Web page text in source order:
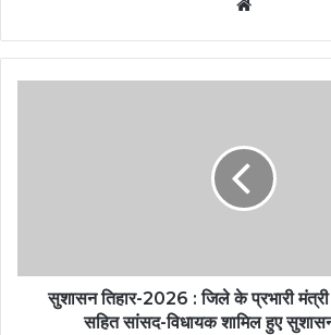
सुशासन तिहार-2026 : जिले के प्रभारी
सहित सांसद-विधायक शामिल हुए